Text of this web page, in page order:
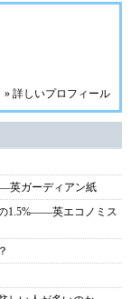
» 詳しいプロフィール
英ガーディアン紙
1.5%――英エコノミス